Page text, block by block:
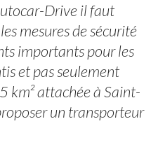
Drive il faut
mesures de sécurité
importants pour les
et pas seulement
km² attachée à Saint-
un transporteur